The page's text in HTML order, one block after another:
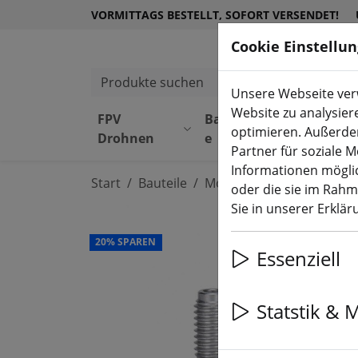
VORMITTAGS BESTELLT, SOFORT VERSENDET!
Produkte suchen
FPV
Drohnen
Bauteil
e
Equipmen
t
Start Bauteile Motoren
20% SPAREN
Cookie
Unsere Webseite
Website zu
optimieren.
Partner für soziale
Informationen
oder die sie im
Sie in unserer
Essenziell
Statstik &